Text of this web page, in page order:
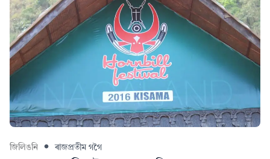
জিলিঙনি ৰাজপ্ৰতীম গগৈ